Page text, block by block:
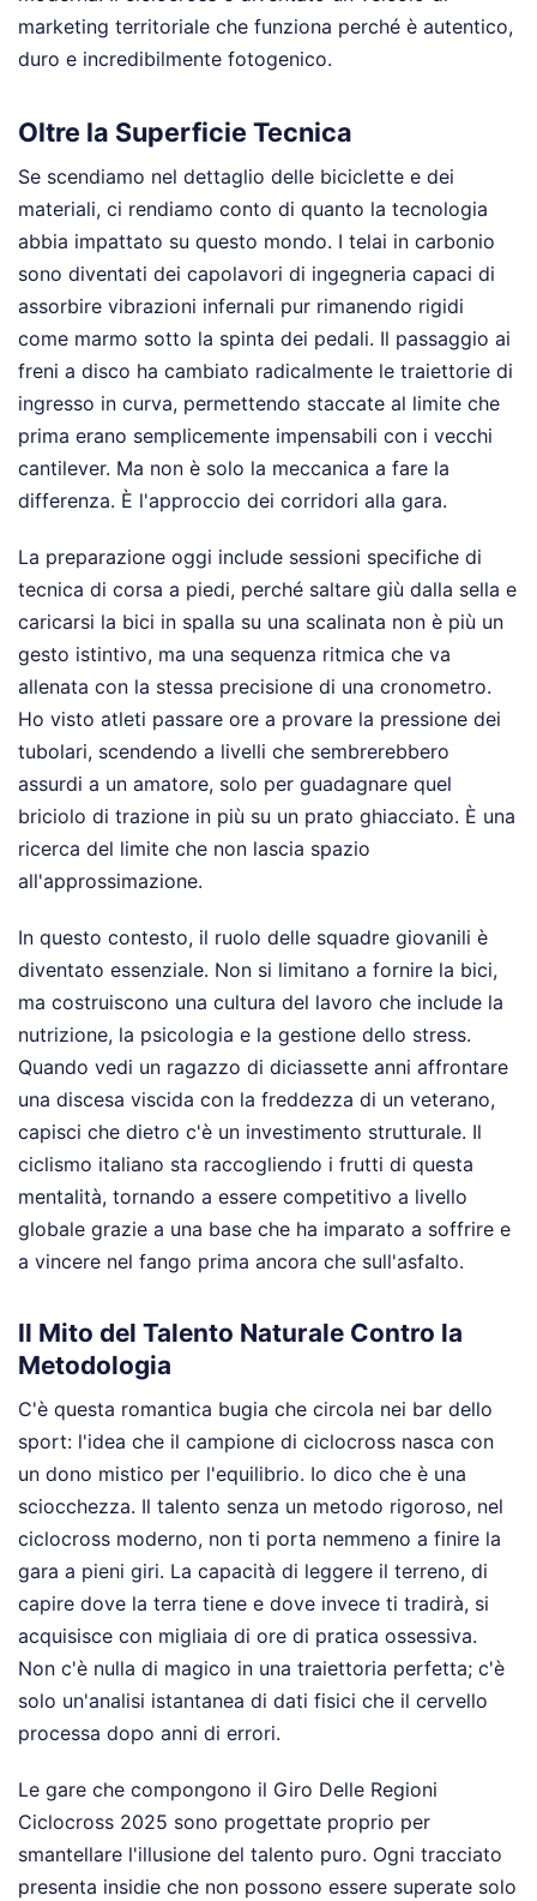
marketing territoriale che funziona perché è autentico,
duro e incredibilmente fotogenico.
Oltre la Superficie Tecnica
Se scendiamo nel dettaglio delle biciclette e dei
materiali, ci rendiamo conto di quanto la tecnologia
abbia impattato su questo mondo. I telai in carbonio
sono diventati dei capolavori di ingegneria capaci di
assorbire vibrazioni infernali pur rimanendo rigidi
come marmo sotto la spinta dei pedali. Il passaggio ai
freni a disco ha cambiato radicalmente le traiettorie di
ingresso in curva, permettendo staccate al limite che
prima erano semplicemente impensabili con i vecchi
cantilever. Ma non è solo la meccanica a fare la
differenza. È l'approccio dei corridori alla gara.
La preparazione oggi include sessioni specifiche di
tecnica di corsa a piedi, perché saltare giù dalla sella e
caricarsi la bici in spalla su una scalinata non è più un
gesto istintivo, ma una sequenza ritmica che va
allenata con la stessa precisione di una cronometro.
Ho visto atleti passare ore a provare la pressione dei
tubolari, scendendo a livelli che sembrerebbero
assurdi a un amatore, solo per guadagnare quel
briciolo di trazione in più su un prato ghiacciato. È una
ricerca del limite che non lascia spazio
all'approssimazione.
In questo contesto, il ruolo delle squadre giovanili è
diventato essenziale. Non si limitano a fornire la bici,
ma costruiscono una cultura del lavoro che include la
nutrizione, la psicologia e la gestione dello stress.
Quando vedi un ragazzo di diciassette anni affrontare
una discesa viscida con la freddezza di un veterano,
capisci che dietro c'è un investimento strutturale. Il
ciclismo italiano sta raccogliendo i frutti di questa
mentalità, tornando a essere competitivo a livello
globale grazie a una base che ha imparato a soffrire e
a vincere nel fango prima ancora che sull'asfalto.
Il Mito del Talento Naturale Contro la
Metodologia
C'è questa romantica bugia che circola nei bar dello
sport: l'idea che il campione di ciclocross nasca con
un dono mistico per l'equilibrio. Io dico che è una
sciocchezza. Il talento senza un metodo rigoroso, nel
ciclocross moderno, non ti porta nemmeno a finire la
gara a pieni giri. La capacità di leggere il terreno, di
capire dove la terra tiene e dove invece ti tradirà, si
acquisisce con migliaia di ore di pratica ossessiva.
Non c'è nulla di magico in una traiettoria perfetta; c'è
solo un'analisi istantanea di dati fisici che il cervello
processa dopo anni di errori.
Le gare che compongono il Giro Delle Regioni
Ciclocross 2025 sono progettate proprio per
smantellare l'illusione del talento puro. Ogni tracciato
presenta insidie che non possono essere superate solo